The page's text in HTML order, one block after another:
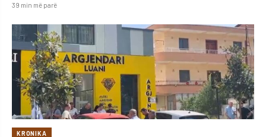
39 min më parë
KRONIKA